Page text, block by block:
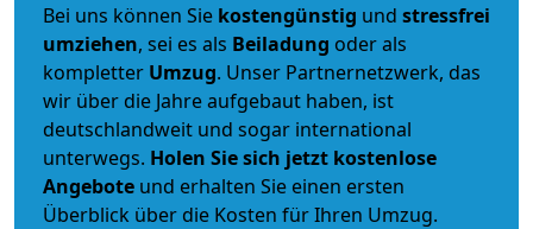
Bei uns können Sie kostengünstig und stressfrei
umziehen, sei es als Beiladung oder als
kompletter Umzug. Unser Partnernetzwerk, das
wir über die Jahre aufgebaut haben, ist
deutschlandweit und sogar international
unterwegs. Holen Sie sich jetzt kostenlose
Angebote und erhalten Sie einen ersten
Überblick über die Kosten für Ihren Umzug.